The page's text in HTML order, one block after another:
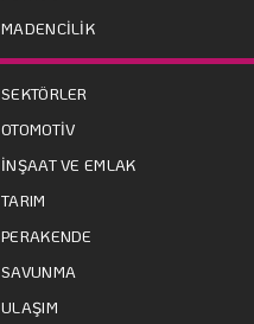
MADENCİLİK
SEKTÖRLER
OTOMOTİV
İNŞAAT VE EMLAK
TARIM
PERAKENDE
SAVUNMA
ULAŞIM